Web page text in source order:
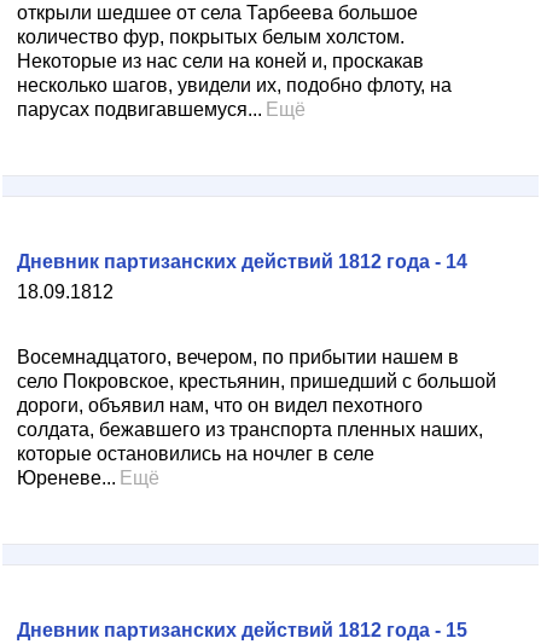
открыли шедшее от села Тарбеева большое
количество фур, покрытых белым холстом.
Некоторые из нас сели на коней и, проскакав
несколько шагов, увидели их, подобно флоту, на
парусах подвигавшемуся... Ещё
18.09.1812
Дневник партизанских действий 1812 года - 14
Восемнадцатого, вечером, по прибытии нашем в
село Покровское, крестьянин, пришедший с большой
дороги, объявил нам, что он видел пехотного
солдата, бежавшего из транспорта пленных наших,
которые остановились на ночлег в селе
Юреневе... Ещё
Дневник партизанских действий 1812 года - 15